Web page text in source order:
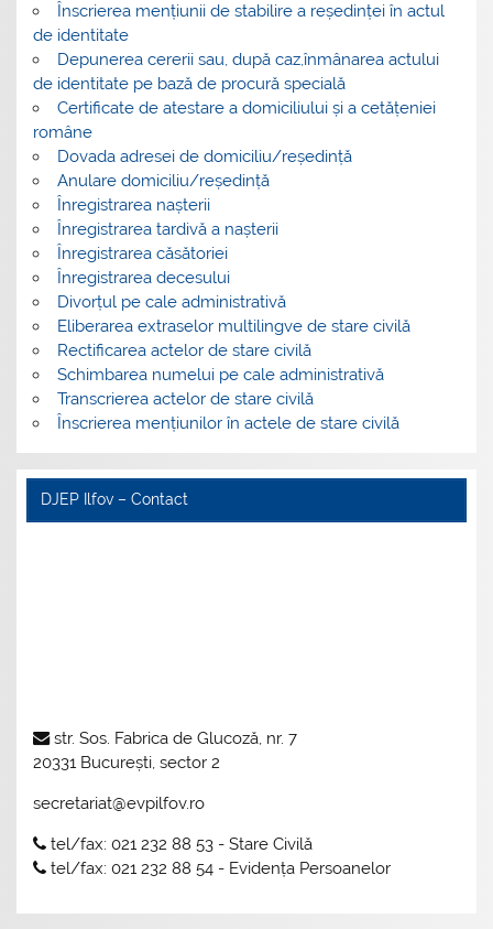
Înscrierea mențiunii de stabilire a reședinței în actul
de identitate
Depunerea cererii sau, după caz,înmânarea actului
de identitate pe bază de procură specială
Certificate de atestare a domiciliului și a cetățeniei
române
Dovada adresei de domiciliu/reședință
Anulare domiciliu/reședință
Înregistrarea nașterii
Înregistrarea tardivă a nașterii
Înregistrarea căsătoriei
Înregistrarea decesului
Divorțul pe cale administrativă
Eliberarea extraselor multilingve de stare civilă
Rectificarea actelor de stare civilă
Schimbarea numelui pe cale administrativă
Transcrierea actelor de stare civilă
Înscrierea mențiunilor în actele de stare civilă
DJEP Ilfov – Contact
str. Sos. Fabrica de Glucoză, nr. 7
20331 București, sector 2
secretariat@evpilfov.ro
tel/fax: 021 232 88 53 - Stare Civilă
tel/fax: 021 232 88 54 - Evidența Persoanelor